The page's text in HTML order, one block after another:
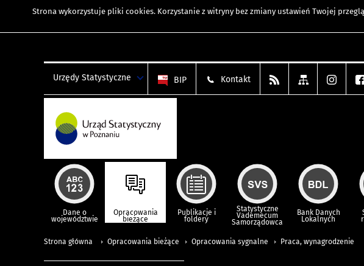
Strona wykorzystuje pliki cookies. Korzystanie z witryny bez zmiany ustawień Twojej
Urzędy Statystyczne BIP Kontakt
Dane o
województwie
Opracowania
bieżące
Publikacje i
foldery
Statystyczne
Vademecum
Samorządowca
Bank Danych
Lokalnych
Strona główna Opracowania bieżące Opracowania sygnalne Praca, wynagrodzenie